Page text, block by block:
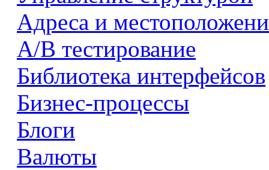
Адреса и
А/В тестирование
Библиотека интерфейсов
Бизнес-процессы
Блоги
Валюты